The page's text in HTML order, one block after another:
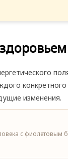
изменения.
с фиолетовым